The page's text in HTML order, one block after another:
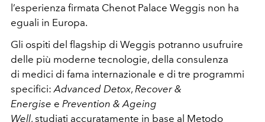
l’esperienza firmata Chenot Palace Weggis non ha
eguali in Europa.
Gli ospiti del flagship di Weggis potranno usufruire
delle più moderne tecnologie, della consulenza
di medici di fama internazionale e di tre programmi
specifici:Advanced Detox, Recover &
Energise e Prevention & Ageing
Well, studiati accuratamente in base al Metodo